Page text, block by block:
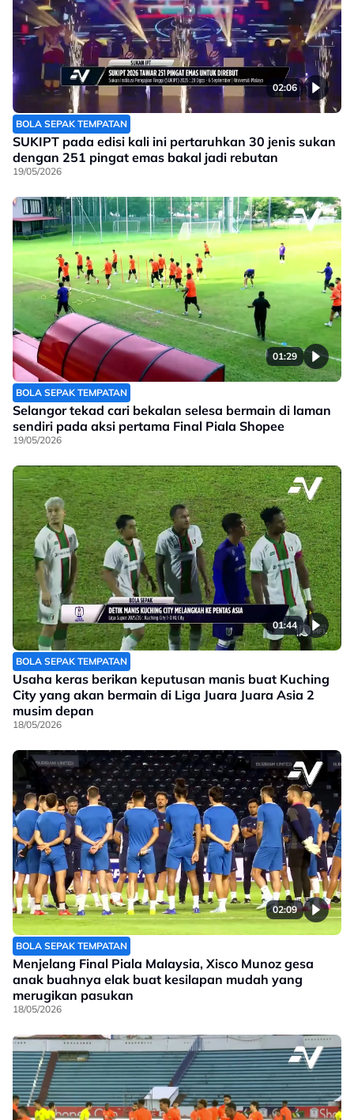
02:06
BOLA SEPAK TEMPATAN
SUKIPT pada edisi kali ini pertaruhkan 30 jenis sukan
dengan 251 pingat emas bakal jadi rebutan
19/05/2026
01:29
BOLA SEPAK TEMPATAN
Selangor tekad cari bekalan selesa bermain di laman
sendiri pada aksi pertama Final Piala Shopee
19/05/2026
01:44
BOLA SEPAK TEMPATAN
Usaha keras berikan keputusan manis buat Kuching
City yang akan bermain di Liga Juara Juara Asia 2
musim depan
18/05/2026
02:09
BOLA SEPAK TEMPATAN
Menjelang Final Piala Malaysia, Xisco Munoz gesa
anak buahnya elak buat kesilapan mudah yang
merugikan pasukan
18/05/2026